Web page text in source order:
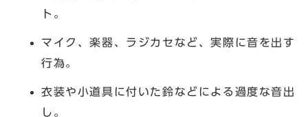
ト。
マイク、楽器、ラジカセなど、実際に音を出す
行為。
衣装や小道具に付いた鈴などによる過度な音出
し。